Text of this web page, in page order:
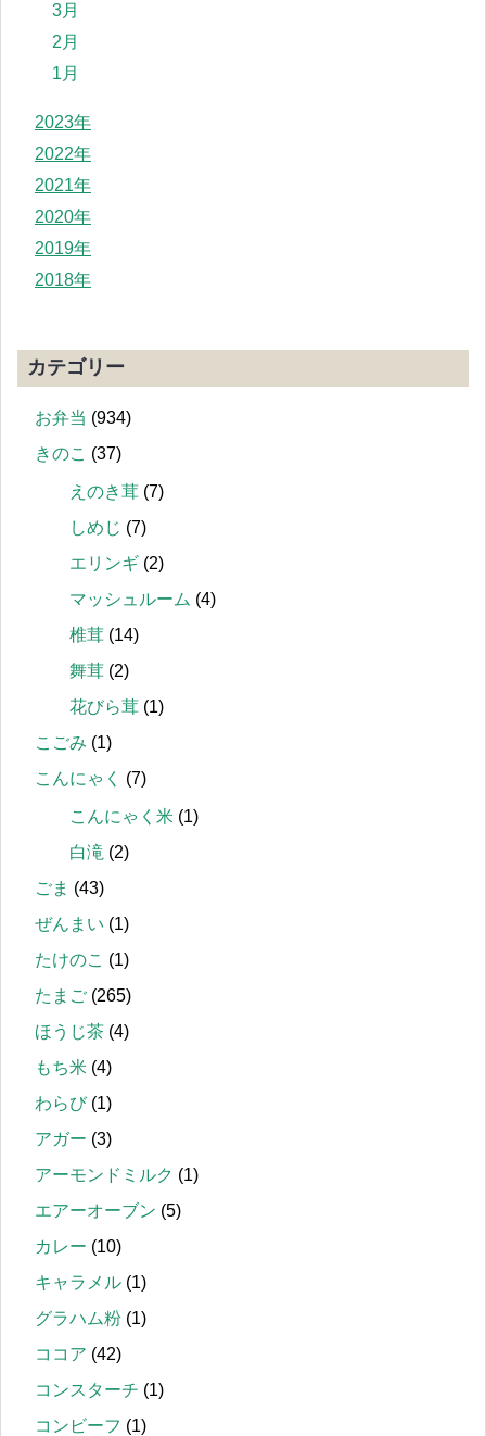
3月
2月
1月
2023年
2022年
2021年
2020年
2019年
2018年
カテゴリー
お弁当 (934)
きのこ (37)
えのき茸 (7)
しめじ (7)
エリンギ (2)
マッシュルーム (4)
椎茸 (14)
舞茸 (2)
花びら茸 (1)
こごみ (1)
こんにゃく
(7)
こんにゃく米 (1)
白滝 (2)
ごま (43)
ぜんまい (1)
たけのこ (1)
たまご (265)
ほうじ茶 (4)
もち米 (4)
わらび(1)
アガー (3)
アーモンドミルク (1)
エアーオーブン (5)
カレー (10)
キャラメル (1)
グラハム粉 (1)
ココア (42)
コンスターチ (1)
コンビーフ (1)